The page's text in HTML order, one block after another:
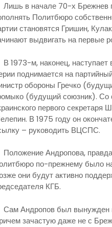
в начале 70-х Брежнев
Политбюро
становятся Гришин,
выдвигать на первые
1973-м, наконец, наступает
поднимается на
обороны Гречко
(будущий союзник).
первого
В 1975 году он
– руководить ВЦСПС.
Андропова,
по-прежнему было
они будут активно
КГБ.
Андропов был вынужден
зачастую даже не с